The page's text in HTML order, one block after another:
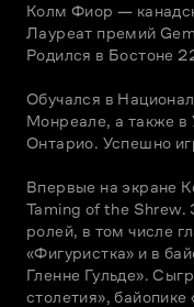
Колм Фиор —
Лауреат премий
Родился в Бостоне
Обучался в
Монреале, а также в
Онтарио. Успешно
Впервые на экране
Taming of the Shrew.
ролей, в том числе
«Фигуристка» и в
Гленне Гульде».
столетия»,